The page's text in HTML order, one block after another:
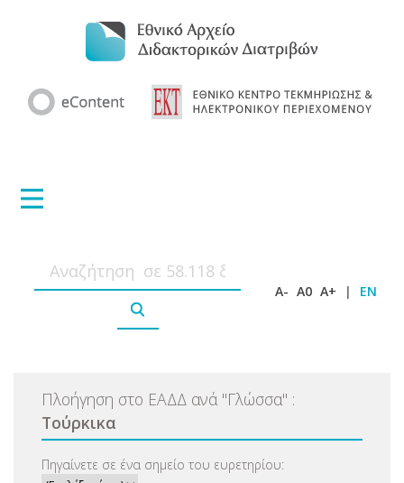
A- A0 A+ | EN
Πλοήγηση στο ΕΑΔΔ ανά "Γλώσσα" :
Τούρκικα
Πηγαίνετε σε ένα σημείο του ευρετηρίου: